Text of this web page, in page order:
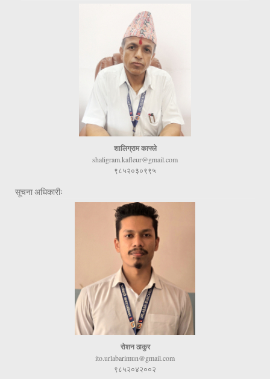
शालिग्राम काफ्ले
shaligram.kafleur@gmail.com
९८५२०३०९९५
सूचना अधिकारीः
रोशन ठाकुर
ito.urlabarimun@gmail.com
९८५२०४२००२